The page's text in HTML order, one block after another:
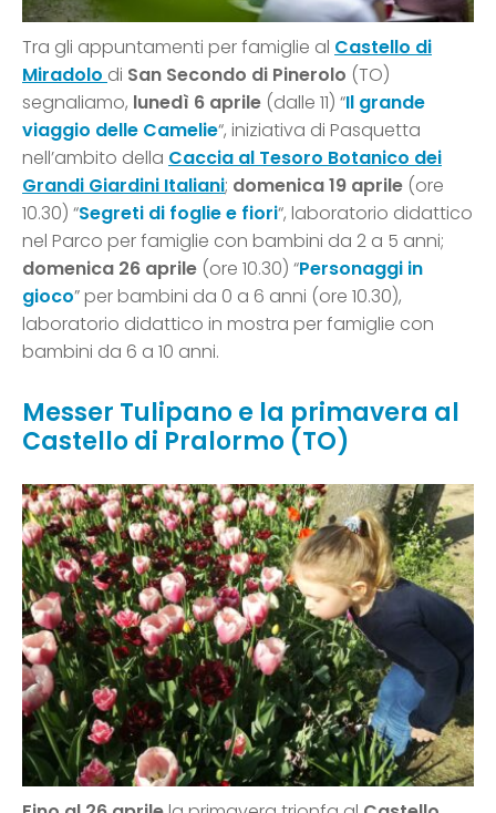
Tra gli appuntamenti per famiglie al Castello di
Miradolo di San Secondo di Pinerolo (TO)
segnaliamo, lunedì 6 aprile (dalle 11) “Il grande
viaggio delle Camelie“, iniziativa di Pasquetta
nell’ambito della Caccia al Tesoro Botanico dei
Grandi Giardini Italiani; domenica 19 aprile (ore
10.30) “Segreti di foglie e fiori“, laboratorio didattico
nel Parco per famiglie con bambini da 2 a 5 anni;
domenica 26 aprile (ore 10.30) “Personaggi in
gioco” per bambini da 0 a 6 anni (ore 10.30),
laboratorio didattico in mostra per famiglie con
bambini da 6 a 10 anni.
Messer Tulipano e la primavera al
Castello di Pralormo (TO)